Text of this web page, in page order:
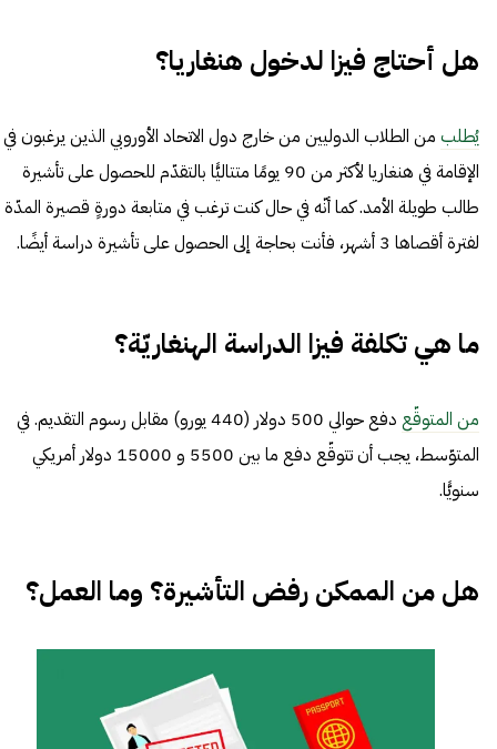
هل أحتاج فيزا لدخول هنغاريا؟
يُطلب من الطلاب الدوليين من خارج دول الاتحاد الأوروبي الذين يرغبون في
الإقامة في هنغاريا لأكثر من 90 يومًا متتاليًّا بالتقدّم للحصول على تأشيرة
طالب طويلة الأمد. كما أنّه في حال كنت ترغب في متابعة دورةٍ قصيرة المدّة
لفترة أقصاها 3 أشهر، فأنت بحاجة إلى الحصول على تأشيرة دراسة أيضًا.
ما هي تكلفة فيزا الدراسة الهنغاريّة؟
من المتوقّع
دفع حوالي 500 دولار (440 يورو) مقابل رسوم التقديم. في
المتوّسط، يجب أن تتوقّع دفع ما بين 5500 و 15000 دولار أمريكي
سنويًّا.
هل من الممكن رفض التأشيرة؟ وما العمل؟